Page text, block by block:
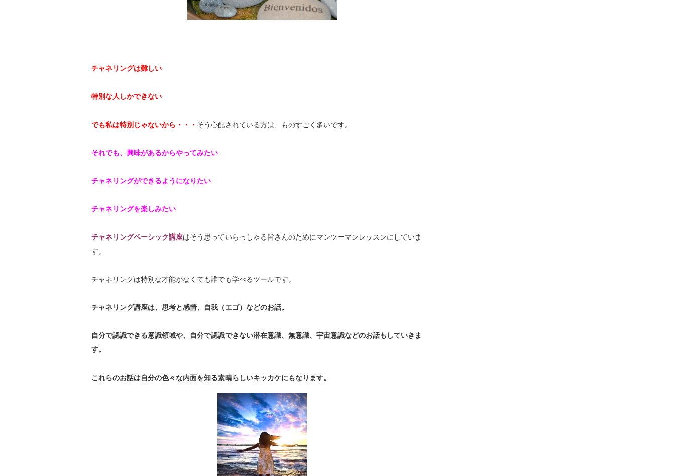
チャネリングは難しい
特別な人しかできない
でも私は特別じゃないから・・・ そう心配されている方は、ものすごく多いです。
それでも、興味があるからやってみたい
チャネリングができるようになりたい
チャネリングを楽しみたい
チャネリングベーシック講座はそう思っていらっしゃる皆さんのためにマンツーマンレッスンにしていま
す。
チャネリングは特別な才能がなくても誰でも学べるツールです。
チャネリング講座は、 思考と感情、自我（エゴ）などのお話。
自分で認識できる意識領域や、 自分で認識できない潜在意識、無意識、 宇宙意識などのお話もしていきま
す。
これらのお話は自分の色々な内面を知る素晴らしいキッカケにもなります。